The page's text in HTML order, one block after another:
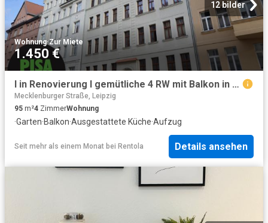
12 bilder
Wohnung·Zur Miete
1.450 €
I in Renovierung I gemütliche 4 RW mit Balkon in Gohlis I hochwertige Einbauküche I modernes Bad + Gäste WC I
Mecklenburger Straße, Leipzig
95 m²4 ZimmerWohnung
·Garten·Balkon·Ausgestattete Küche·Aufzug
Seit mehr als einem Monat bei Rentola Details ansehen